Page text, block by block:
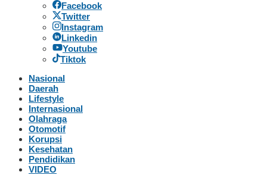
Facebook
Twitter
Instagram
Linkedin
Youtube
Tiktok
Nasional
Daerah
Lifestyle
Internasional
Olahraga
Otomotif
Korupsi
Kesehatan
Pendidikan
VIDEO